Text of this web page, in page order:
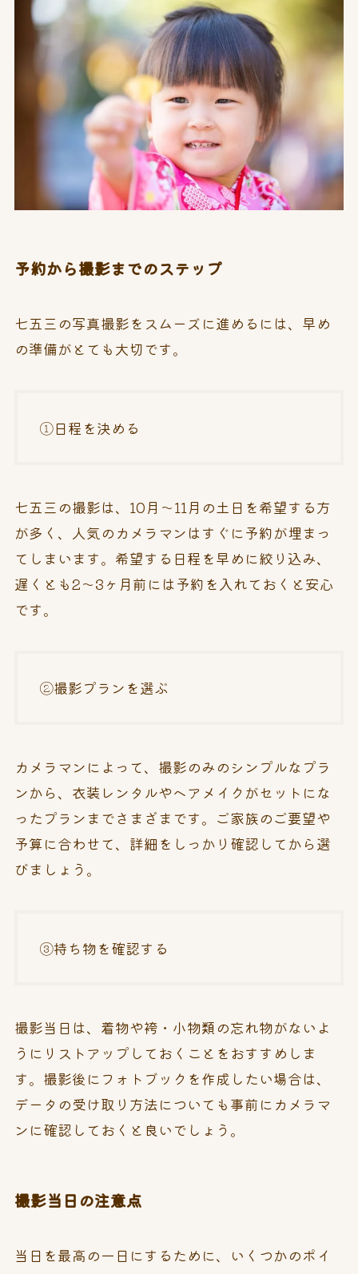
予約から撮影までのステップ
七五三の写真撮影をスムーズに進めるには、早め
の準備がとても大切です。
①日程を決める
七五三の撮影は、10月～11月の土日を希望する方
が多く、人気のカメラマンはすぐに予約が埋まっ
てしまいます。希望する日程を早めに絞り込み、
遅くとも2～3ヶ月前には予約を入れておくと安心
です。
②撮影プランを選ぶ
カメラマンによって、撮影のみのシンプルなプラ
ンから、衣装レンタルやヘアメイクがセットにな
ったプランまでさまざまです。ご家族のご要望や
予算に合わせて、詳細をしっかり確認してから選
びましょう。
③持ち物を確認する
撮影当日は、着物や袴・小物類の忘れ物がないよ
うにリストアップしておくことをおすすめしま
す。撮影後にフォトブックを作成したい場合は、
データの受け取り方法についても事前にカメラマ
ンに確認しておくと良いでしょう。
撮影当日の注意点
当日を最高の一日にするために、いくつかのポイ